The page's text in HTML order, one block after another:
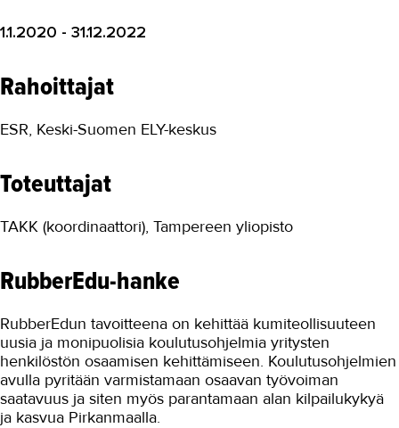
Osaamista tuulivoima...
Tuottavuutta teollisuuteen
Turvallinen oppimisympäristö
digitali...
Yhteiskuntaorientaation...
Ympäristötietoisuutta kuljetus- ja
logistiikka-alalle
Päättyneet hankkeet
Kansainvälinen TAKK
1.1.2020 - 31.12.2022
Rahoittajat
ESR, Keski-Suomen ELY-keskus
Toteuttajat
TAKK (koordinaattori), Tampereen yliopisto
RubberEdu-hanke
RubberEdun tavoitteena on kehittää kumiteollisuuteen
uusia ja monipuolisia koulutusohjelmia yritysten
henkilöstön osaamisen kehittämiseen. Koulutusohjelmien
avulla pyritään varmistamaan osaavan työvoiman
saatavuus ja siten myös parantamaan alan kilpailukykyä
ja kasvua Pirkanmaalla.